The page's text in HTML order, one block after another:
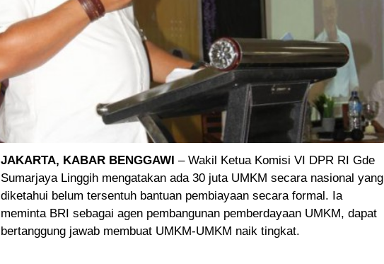
JAKARTA, KABAR BENGGAWI – Wakil Ketua Komisi VI DPR RI Gde
Sumarjaya Linggih mengatakan ada 30 juta UMKM secara nasional yang
diketahui belum tersentuh bantuan pembiayaan secara formal. Ia
meminta BRI sebagai agen pembangunan pemberdayaan UMKM, dapat
bertanggung jawab membuat UMKM-UMKM naik tingkat.